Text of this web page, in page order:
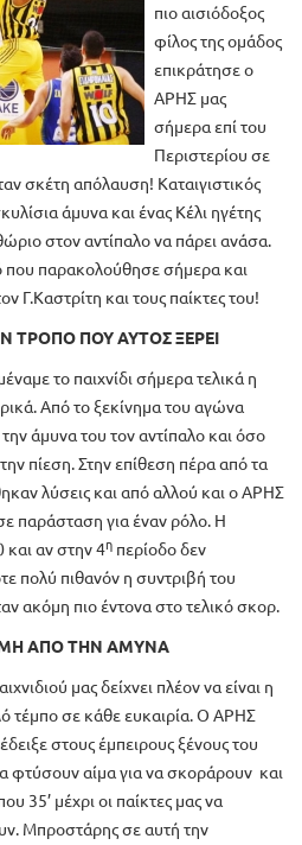
πιο αισιόδοξος
φίλος της ομάδος
επικράτησε ο
ΑΡΗΣ μας
σήμερα επί του
Περιστερίου σε
σκέτη απόλαυση! Καταιγιστικός
άμυνα και ένας Κέλι ηγέτης
στον αντίπαλο να πάρει ανάσα.
που παρακολούθησε σήμερα και
Γ.Καστρίτη και τους παίκτες του!
ΤΡΟΠΟ ΠΟΥ ΑΥΤΟΣ ΞΕΡΕΙ
το παιχνίδι σήμερα τελικά η
Από το ξεκίνημα του αγώνα
άμυνα του τον αντίπαλο και όσο
πίεση. Στην επίθεση πέρα από τα
λύσεις και από αλλού και ο ΑΡΗΣ
παράσταση για έναν ρόλο. Η
αν στην 4η περίοδο δεν
πολύ πιθανόν η συντριβή του
ακόμη πιο έντονα στο τελικό σκορ.
ΑΠΟ ΤΗΝ ΑΜΥΝΑ
μας δείχνει πλέον να είναι η
τέμπο σε κάθε ευκαιρία. Ο ΑΡΗΣ
στους έμπειρους ξένους του
φτύσουν αίμα για να σκοράρουν και
35’ μέχρι οι παίκτες μας να
Μπροστάρης σε αυτή την